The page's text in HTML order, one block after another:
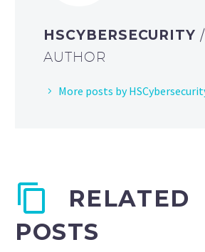
HSCYBERSECURITY
AUTHOR
More posts by
RELATED
POSTS